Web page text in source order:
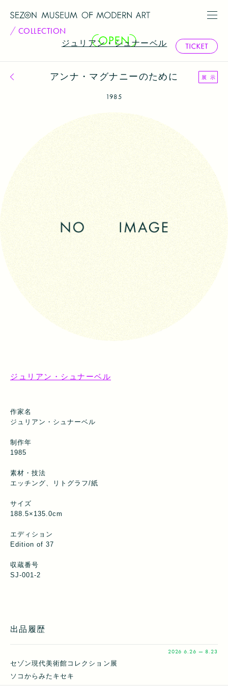
COLLECTION
ジュリアン・シュナーベル
コレクション一覧へ戻る 展 示
アンナ・マグナニーのために
1985
ジュリアン・シュナーベル
作家名
ジュリアン・シュナーベル
制作年
1985
素材・技法
エッチング、リトグラフ/紙
サイズ
188.5×135.0cm
エディション
Edition of 37
収蔵番号
SJ-001-2
出品履歴
2026 6.26 — 8.23
セゾン現代美術館コレクション展
ソコからみたキセキ